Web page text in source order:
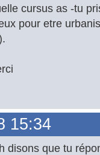
cursus as -tu
pour etre
15:34
disons que tu